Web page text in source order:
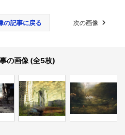
の記事に戻る 次の画像
の画像 (全5枚)